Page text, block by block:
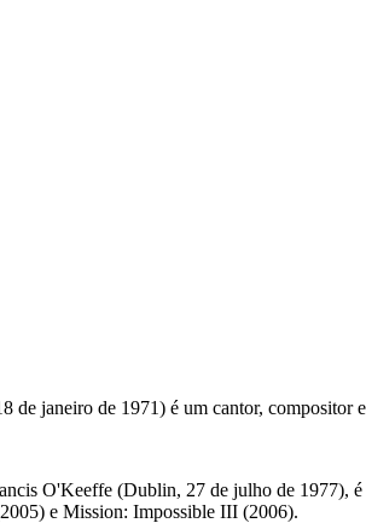
janeiro de 1971) é um cantor,
O'Keeffe (Dublin, 27 de julho de 1977),
e Mission: Impossible III (2006).